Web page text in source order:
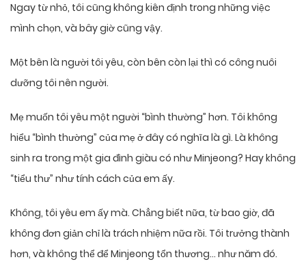
Ngay từ nhỏ, tôi cũng không kiên định trong những việc
mình chọn, và bây giờ cũng vậy.
Một bên là người tôi yêu, còn bên còn lại thì có công nuôi
dưỡng tôi nên người.
Mẹ muốn tôi yêu một người “bình thường” hơn. Tôi không
hiểu “bình thường” của mẹ ở đây có nghĩa là gì. Là không
sinh ra trong một gia đình giàu có như Minjeong? Hay không
“tiểu thư” như tính cách của em ấy.
Không, tôi yêu em ấy mà. Chẳng biết nữa, từ bao giờ, đã
không đơn giản chỉ là trách nhiệm nữa rồi. Tôi trưởng thành
hơn, và không thể để Minjeong tổn thương… như năm đó.